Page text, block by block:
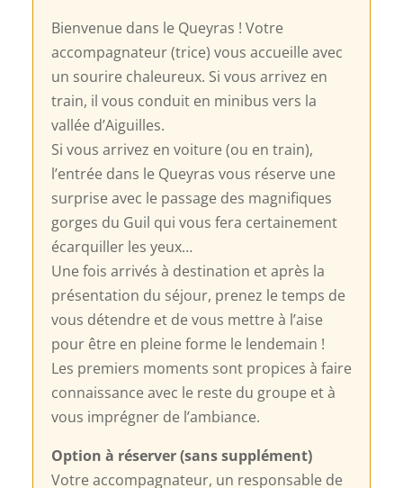
Bienvenue dans le Queyras ! Votre
accompagnateur (trice) vous accueille avec
un sourire chaleureux. Si vous arrivez en
train, il vous conduit en minibus vers la
vallée d’Aiguilles.
Si vous arrivez en voiture (ou en train),
l’entrée dans le Queyras vous réserve une
surprise avec le passage des magnifiques
gorges du Guil qui vous fera certainement
écarquiller les yeux…
Une fois arrivés à destination et après la
présentation du séjour, prenez le temps de
vous détendre et de vous mettre à l’aise
pour être en pleine forme le lendemain !
Les premiers moments sont propices à faire
connaissance avec le reste du groupe et à
vous imprégner de l’ambiance.
Option à réserver (sans supplément)
Votre accompagnateur, un responsable de